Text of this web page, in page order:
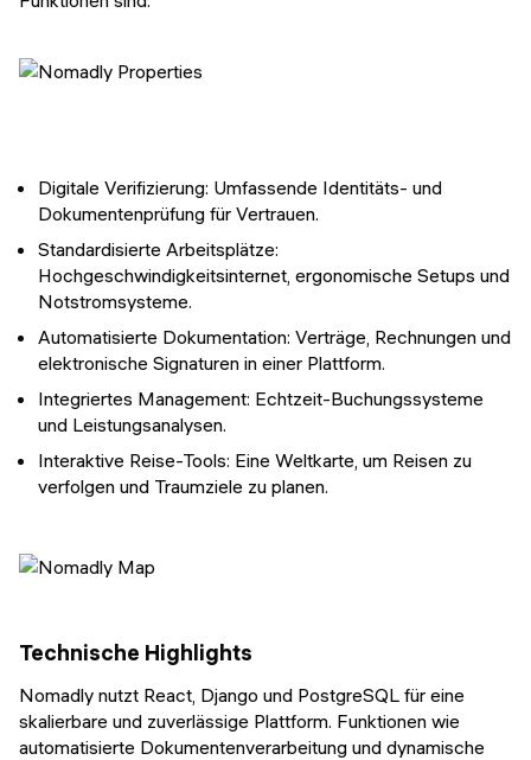
Digitale Verifizierung: Umfassende Identitäts- und
Dokumentenprüfung für Vertrauen.
Standardisierte Arbeitsplätze:
Hochgeschwindigkeitsinternet, ergonomische Setups und
Notstromsysteme.
Automatisierte Dokumentation: Verträge, Rechnungen und
elektronische Signaturen in einer Plattform.
Integriertes Management: Echtzeit-Buchungssysteme
und Leistungsanalysen.
Interaktive Reise-Tools: Eine Weltkarte, um Reisen zu
verfolgen und Traumziele zu planen.
Technische Highlights
Nomadly nutzt React, Django und PostgreSQL für eine
skalierbare und zuverlässige Plattform. Funktionen wie
automatisierte Dokumentenverarbeitung und dynamische